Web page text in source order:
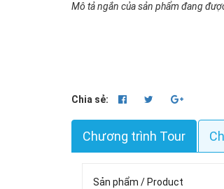
Mô tả ngắn của sản phẩm đang
Chia sẻ:
Chương trình Tour
Sản phẩm / Product